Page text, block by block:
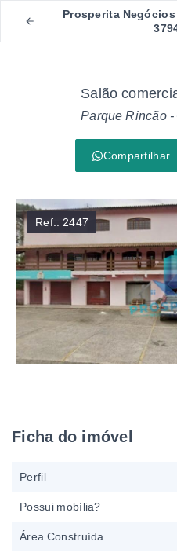
Prosperita
Salão
Parque Rincão
Compartilhar
Ref.: 2447
Ficha do imóvel
Perfil
Possui mobília?
Área Construída